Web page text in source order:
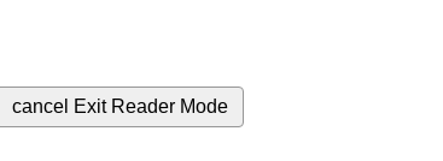
cancel Exit Reader Mode